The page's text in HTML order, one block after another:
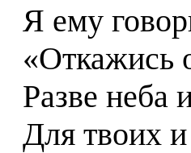
Я ему
«Откажись
Разве неба
Для твоих